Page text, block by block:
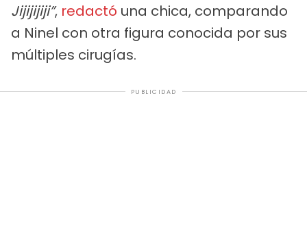
Jijijijiji”, redactó una chica, comparando
a Ninel con otra figura conocida por sus
múltiples cirugías.
PUBLICIDAD